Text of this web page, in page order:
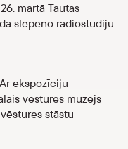
martā Tautas
slepeno radiostudiju
ekspozīciju
vēstures muzejs
stāstu